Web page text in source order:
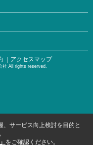
｜アクセスマップ
社 All rights reserved.
サービス向上検討を目的と
をご確認ください。